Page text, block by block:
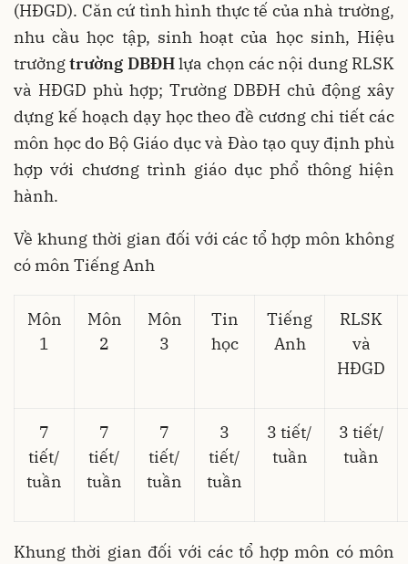
(HĐGD). Căn cứ tình hình thực tế của nhà trường,
nhu cầu học tập, sinh hoạt của học sinh, Hiệu
trưởngtrường DBĐHlựa chọn các nội dung RLSK
và HĐGD phù hợp; Trường DBĐH chủ động xây
dựng kế hoạch dạy học theo đề cương chi tiết các
môn học do Bộ Giáo dục và Đào tạo quy định phù
hợp với chương trình giáo dục phổ thông hiện
hành.
Về khung thời gian đối với các tổ hợp môn không
có môn Tiếng Anh
Môn
1
Môn
2
Môn
3
Tin
học
Tiếng
Anh
RLSK
và
HĐGD
7
tiết/
tuần
7
tiết/
tuần
7
tiết/
tuần
3
tiết/
tuần
3 tiết/
tuần
3 tiết/
tuần
Khung thời gian đối với các tổ hợp môn có môn